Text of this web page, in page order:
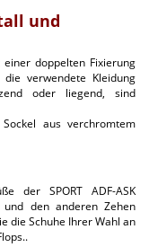
und
einer doppelten Fixierung
verwendete Kleidung
oder liegend, sind
aus verchromtem
der SPORT ADF-ASK
den anderen Zehen
die Schuhe Ihrer Wahl an